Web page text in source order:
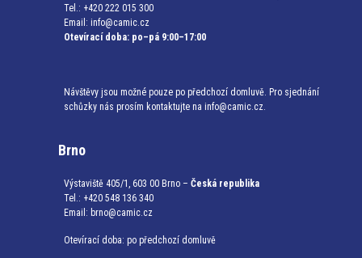
Tel.: +420 222 015 300
Email: info@camic.cz
Otevírací doba: po–pá 9:00–17:00
Návštěvy jsou možné pouze po předchozí domluvě. Pro sjednání
schůzky nás prosím kontaktujte na info@camic.cz.
Brno
Výstaviště 405/1, 603 00 Brno – Česká republika
Tel.: +420 548 136 340
Email: brno@camic.cz
Otevírací doba: po předchozí domluvě